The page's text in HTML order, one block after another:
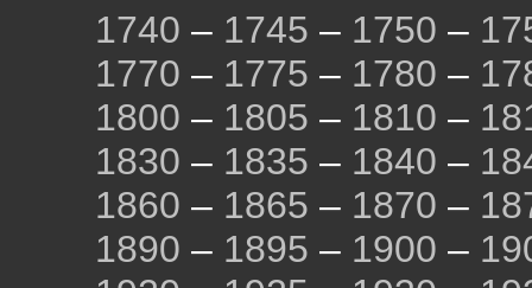
1740 – 1745 – 1750 –
1770 – 1775 – 1780 –
1800 – 1805 – 1810 –
1830 – 1835 – 1840 –
1860 – 1865 – 1870 –
1890 – 1895 – 1900 –